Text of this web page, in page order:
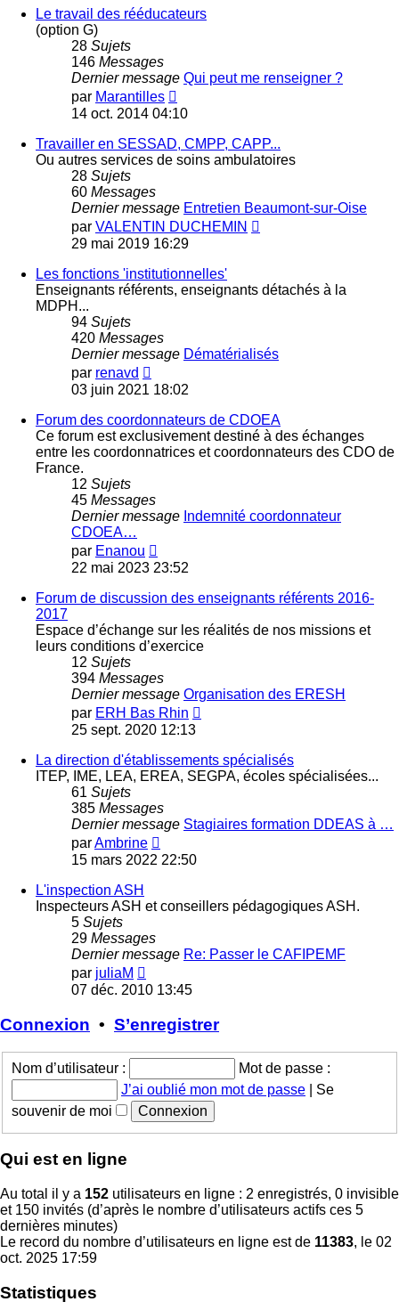
message
Le travail des rééducateurs
(option G)
28 Sujets
146 Messages
Dernier message Qui peut me renseigner ?
par Marantilles
le
message
14 oct. 2014 04:10
Travailler en SESSAD, CMPP, CAPP...
Ou autres services de soins ambulatoires
28 Sujets
60 Messages
Dernier message Entretien Beaumont-sur-Oise
par VALENTIN DUCHEMIN
29 mai 2019 16:29
Les fonctions 'institutionnelles'
Enseignants référents, enseignants détachés à la
MDPH...
94 Sujets
420 Messages
Dernier message Dématérialisés
par renavd
le
message
03 juin 2021 18:02
Forum des coordonnateurs de CDOEA
Ce forum est exclusivement destiné à des échanges
entre les coordonnatrices et coordonnateurs des CDO de
France.
12 Sujets
45 Messages
Dernier message Indemnité coordonnateur
CDOEA…
par Enanou
le
message
22 mai 2023 23:52
Forum de discussion des enseignants référents 2016-
2017
Espace d’échange sur les réalités de nos missions et
leurs conditions d’exercice
12 Sujets
394 Messages
Dernier message Organisation des ERESH
par ERH Bas Rhin
message
25 sept. 2020 12:13
La direction d'établissements spécialisés
ITEP, IME, LEA, EREA, SEGPA, écoles spécialisées...
61 Sujets
385 Messages
Dernier message Stagiaires formation DDEAS à …
parAmbrine
le
15 mars 2022 22:50
L'inspection ASH
Inspecteurs ASH et conseillers pédagogiques ASH.
5 Sujets
29 Messages
Dernier message Re: Passer le CAFIPEMF
par juliaM
le
message
07 déc. 2010 13:45
Connexion • S’enregistrer
Nom d’utilisateur :
Mot de passe :
J’ai oublié mon mot de passe
Se
souvenir de moi
Qui est en ligne
Au total il y a 152 utilisateurs en ligne : 2 enregistrés, 0 invisible
et 150 invités (d’après le nombre d’utilisateurs actifs ces 5
dernières minutes)
Le record du nombre d’utilisateurs en ligne est de 11383, le 02
oct. 2025 17:59
Statistiques